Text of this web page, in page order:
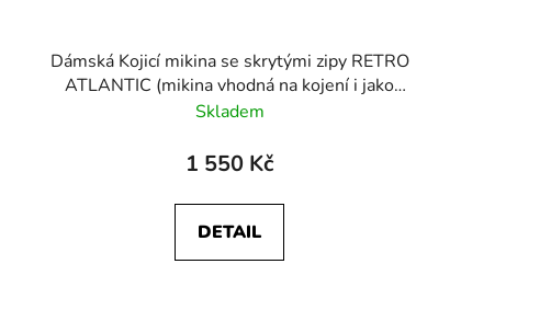
Dámská Kojicí mikina se skrytými zipy RETRO
ATLANTIC (mikina vhodná na kojení i jako
těhotenská)
Skladem
1 550 Kč
DETAIL